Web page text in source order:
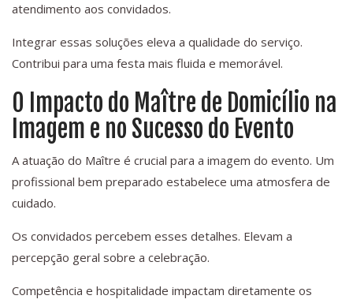
atendimento aos convidados.
Integrar essas soluções eleva a qualidade do serviço.
Contribui para uma festa mais fluida e memorável.
O Impacto do Maître de Domicílio na
Imagem e no Sucesso do Evento
A atuação do Maître é crucial para a imagem do evento. Um
profissional bem preparado estabelece uma atmosfera de
cuidado.
Os convidados percebem esses detalhes. Elevam a
percepção geral sobre a celebração.
Competência e hospitalidade impactam diretamente os